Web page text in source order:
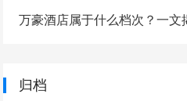
万豪酒店属于什么档次？一
归档